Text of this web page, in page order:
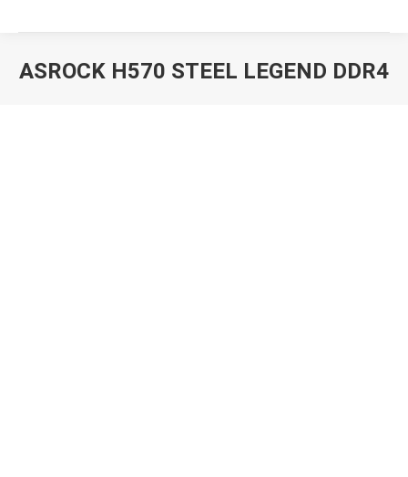
ASROCK H570 STEEL LEGEND DDR4